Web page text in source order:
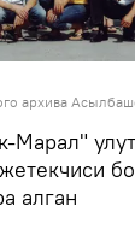
архива
алган